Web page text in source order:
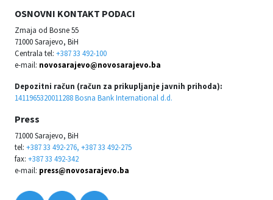
OSNOVNI KONTAKT PODACI
Zmaja od Bosne 55
71000 Sarajevo, BiH
Centrala tel: +387 33 492-100
e-mail: novosarajevo@novosarajevo.ba
Depozitni račun (račun za prikupljanje javnih prihoda):
1411965320011288 Bosna Bank International d.d.
Press
71000 Sarajevo, BiH
tel: +387 33 492-276, +387 33 492-275
fax: +387 33 492-342
e-mail: press@novosarajevo.ba